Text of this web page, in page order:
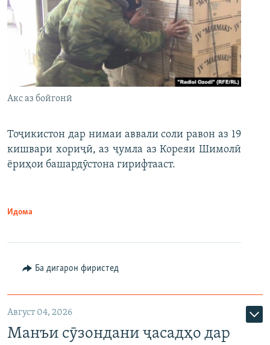
Акс аз бойгонӣ
Тоҷикистон дар нимаи аввали соли равон аз 19
кишвари хориҷӣ, аз ҷумла аз Кореяи Шимолӣ
ёриҳои башардӯстона гирифтааст.
Идома
Ба дигарон фиристед
Август 04, 2026
Манъи сӯзондани ҷасадҳо дар